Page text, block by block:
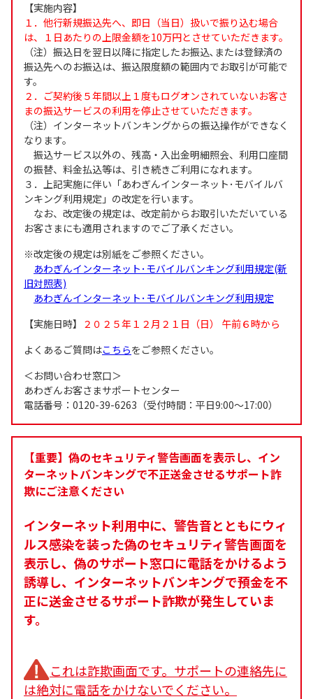
【実施内容】
１．他行新規振込先へ、即日（当日）扱いで振り込む場合
は、１日あたりの上限金額を10万円とさせていただきます。
（注）振込日を翌日以降に指定したお振込､または登録済の
振込先へのお振込は、振込限度額の範囲内でお取引が可能で
す。
２．ご契約後５年間以上１度もログオンされていないお客さ
まの振込サービスの利用を停止させていただきます。
（注）インターネットバンキングからの振込操作ができなく
なります。
振込サービス以外の、残高・入出金明細照会、利用口座間
の振替、料金払込等は、引き続きご利用になれます。
３．上記実施に伴い「あわぎんインターネット･モバイルバ
ンキング利用規定」の改定を行います。
なお、改定後の規定は、改定前からお取引いただいている
お客さまにも適用されますのでご了承ください。
※改定後の規定は別紙をご参照ください。
あわぎんインターネット･モバイルバンキング利用規定(新
旧対照表)
あわぎんインターネット･モバイルバンキング利用規定
【実施日時】 ２０２５年１２月２１日（日） 午前６時から
よくあるご質問はこちらをご参照ください。
＜お問い合わせ窓口＞
あわぎんお客さまサポートセンター
電話番号：0120-39-6263（受付時間：平日9:00～17:00）
【重要】偽のセキュリティ警告画面を表示し、イン
ターネットバンキングで不正送金させるサポート詐
欺にご注意ください
インターネット利用中に、警告音とともにウィ
ルス感染を装った偽のセキュリティ警告画面を
表示し、偽のサポート窓口に電話をかけるよう
誘導し、インターネットバンキングで預金を不
正に送金させるサポート詐欺が発生していま
す。
これは詐欺画面です。サポートの連絡先に
は絶対に電話をかけないでください。